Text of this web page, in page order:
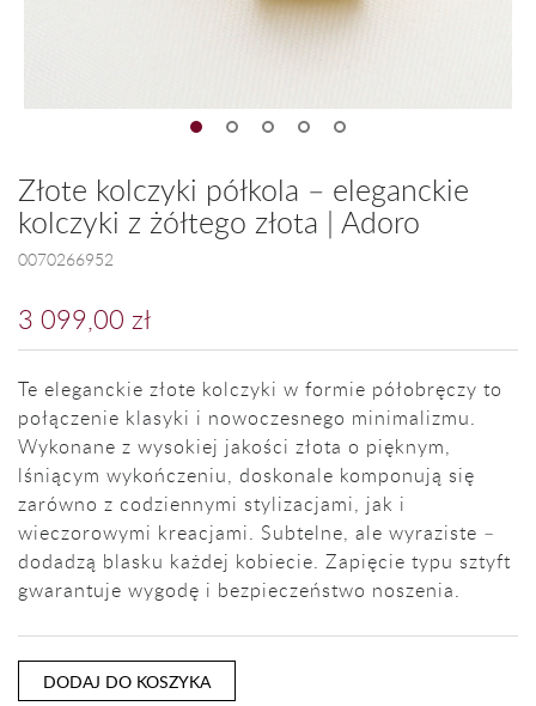
Złote kolczyki półkola – eleganckie
kolczyki z żółtego złota | Adoro
0070266952
3 099,00 zł
Te eleganckie złote kolczyki w formie półobręczy to
połączenie klasyki i nowoczesnego minimalizmu.
Wykonane z wysokiej jakości złota o pięknym,
lśniącym wykończeniu, doskonale komponują się
zarówno z codziennymi stylizacjami, jak i
wieczorowymi kreacjami. Subtelne, ale wyraziste –
dodadzą blasku każdej kobiecie. Zapięcie typu sztyft
gwarantuje wygodę i bezpieczeństwo noszenia.
DODAJ DO KOSZYKA